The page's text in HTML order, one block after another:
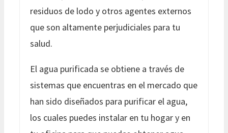
residuos de lodo y otros agentes externos
que son altamente perjudiciales para tu
salud.
El agua purificada se obtiene a través de
sistemas que encuentras en el mercado que
han sido diseñados para purificar el agua,
los cuales puedes instalar en tu hogar y en